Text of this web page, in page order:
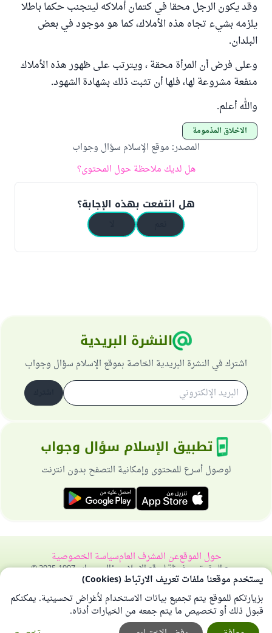
وقد يكون الرجل محقا في كتمان أملاكه ليتجنب حكما باطلا
يلزمه بشيء تجاه هذه الأملاك، كما هو موجود في بعض
البلدان.
وعلى فرض أن المرأة محقة ، ويترتب على ظهور هذه الأملاك
منفعة مشروعة لها، فلها أن تثبت ذلك بشهادة الشهود.
والله أعلم.
الأخلاق المذمومة
المصدر: موقع الإسلام سؤال وجواب
هل لديك ملاحظة حول المحتوى؟
هل انتفعت بهذه الإجابة؟
النشرة البريدية
اشترك في النشرة البريدية الخاصة بموقع الإسلام سؤال وجواب
تطبيق الإسلام سؤال وجواب
لوصول أسرع للمحتوى وإمكانية التصفح بدون انترنت
حول الموقععن المشرف العامسياسة الخصوصية
جميع الحقوق محفوظة لموقع الإسلام سؤال وجواب 1997-2025 ©
يستخدم موقعنا ملفات تعريف الارتباط (Cookies)
بزيارتكم للموقع يتم تجميع بيانات الاستخدام لأغراض تحسينية. يمكنكم
قبول ذلك أو تخصيص ما يتم جمعه من الخيارات أدناه.